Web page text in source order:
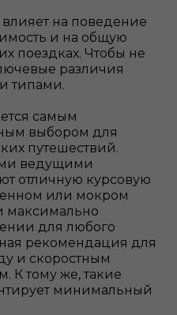
на поведение
и на общую
поездках. Чтобы не
различия
типами.
самым
выбором для
путешествий.
ведущими
отличную курсовую
или мокром
максимально
для любого
рекомендация для
и скоростным
К тому же, такие
минимальный